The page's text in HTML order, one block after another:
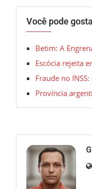
Você pode
Betim: A
Escócia rejeita
Fraude no
Província